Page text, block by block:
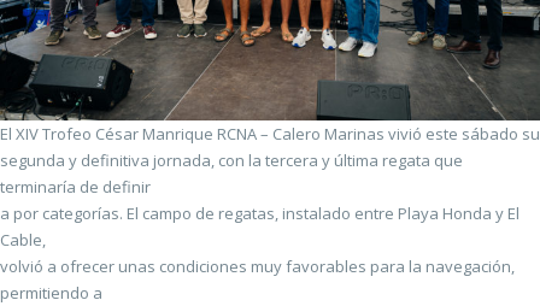
El XIV Trofeo César Manrique RCNA – Calero Marinas vivió este sábado su
segunda y definitiva jornada, con la tercera y última regata que
terminaría de definir
a por categorías. El campo de regatas, instalado entre Playa Honda y El
Cable,
volvió a ofrecer unas condiciones muy favorables para la navegación,
permitiendo a